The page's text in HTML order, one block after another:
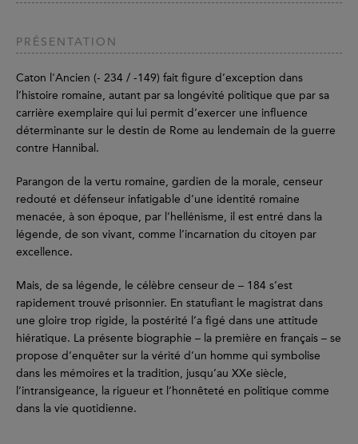
PRÉSENTATION
Caton l'Ancien (- 234 / -149) fait figure d’exception dans
l’histoire romaine, autant par sa longévité politique que par sa
carrière exemplaire qui lui permit d’exercer une influence
déterminante sur le destin de Rome au lendemain de la guerre
contre Hannibal.
Parangon de la vertu romaine, gardien de la morale, censeur
redouté et défenseur infatigable d’une identité romaine
menacée, à son époque, par l’hellénisme, il est entré dans la
légende, de son vivant, comme l’incarnation du citoyen par
excellence.
Mais, de sa légende, le célèbre censeur de – 184 s’est
rapidement trouvé prisonnier. En statufiant le magistrat dans
une gloire trop rigide, la postérité l’a figé dans une attitude
hiératique. La présente biographie – la première en français – se
propose d’enquêter sur la vérité d’un homme qui symbolise
dans les mémoires et la tradition, jusqu’au XXe siècle,
l’intransigeance, la rigueur et l’honnêteté en politique comme
dans la vie quotidienne.